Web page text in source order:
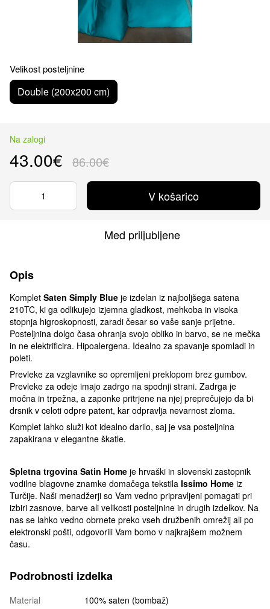
Velikost posteljnine
Double (200x200 cm)
Na zalogi
43.00€ 86.00€
V košarico
Med priljubljene
Opis
Komplet Saten Simply Blue je izdelan iz najboljšega satena
210TC, ki ga odlikujejo izjemna gladkost, mehkoba in visoka
stopnja higroskopnosti, zaradi česar so vaše sanje prijetne.
Posteljnina dolgo časa ohranja svojo obliko in barvo, se ne mečka
in ne elektrificira. Hipoalergena. Idealno za spavanje spomladi in
poleti.
Prevleke za vzglavnike so opremljeni preklopom brez gumbov.
Prevleke za odeje imajo zadrgo na spodnji strani. Zadrga je
močna in trpežna, a zaponke pritrjene na njej preprečujejo da bi
drsnik v celoti odpre patent, kar odpravlja nevarnost zloma.
Komplet lahko služi kot idealno darilo, saj je vsa posteljnina
zapakirana v elegantne škatle.
Spletna trgovina Satin Home je hrvaški in slovenski zastopnik
vodilne blagovne znamke domačega tekstila Issimo Home iz
Turčije. Naši menadžerji so Vam vedno pripravljeni pomagati pri
izbiri zasnove, barve ali velikosti posteljnine in drugih izdelkov. Na
nas se lahko vedno obrnete preko vseh družbenih omrežij ali po
elektronski pošti, odgovorili Vam bomo v najkrajšem možnem
času.
Podrobnosti izdelka
Material
100% saten (bombaž)